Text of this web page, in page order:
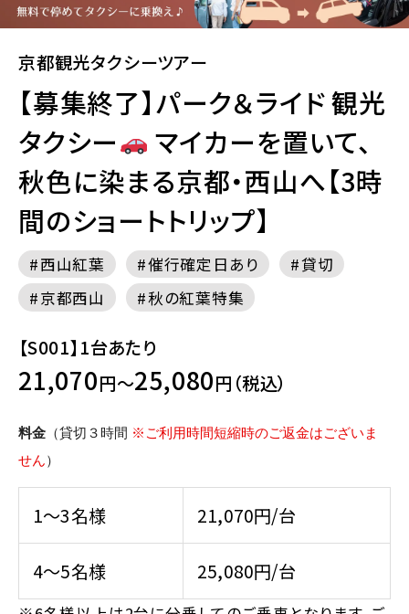
京都観光タクシーツアー
【募集終了】パーク＆ライド 観光
タクシー
マイカーを置いて、
秋色に染まる京都・西山へ【3時
間のショートトリップ】
西山紅葉 催行確定日あり
貸切
京都西山
秋の紅葉特集
【S001】1台あたり
21,070円～25,080円（税込）
料金 （貸切３時間 ※ご利用時間短縮時のご返金はございま
せん）
1～3名様 21,070円/台
4～5名様 25,080円/台